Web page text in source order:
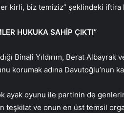
kirli, biz temiziz” şeklindeki iftira
HUKUKA SAHİP ÇIKTI”
Binali Yıldırım, Berat Albayrak
korumak adına Davutoğlu’nun
ayak oyunu ile partinin de
teşkilat ve onun en üst temsil